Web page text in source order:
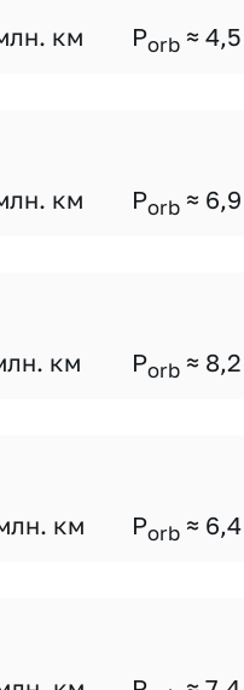
км Porb ≈ 4,5
км Porb ≈ 6,9
км Porb ≈ 8,2
км Porb ≈ 6,4